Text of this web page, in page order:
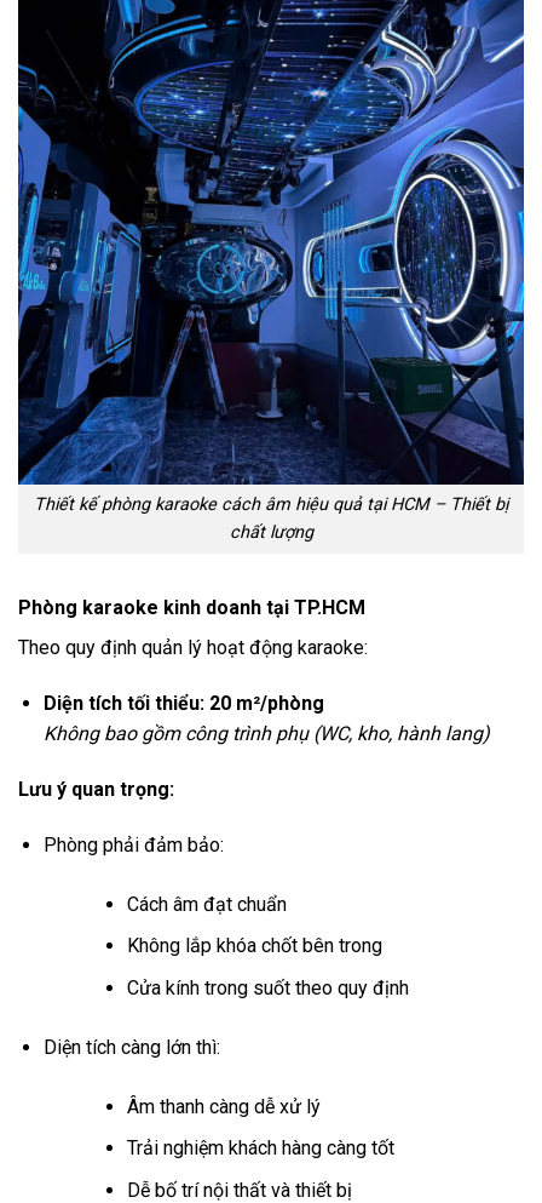
Thiết kế phòng karaoke cách âm hiệu quả tại HCM – Thiết bị
chất lượng
Phòng karaoke kinh doanh tại TP.HCM
Theo quy định quản lý hoạt động karaoke:
Diện tích tối thiểu: 20 m²/phòng
Không bao gồm công trình phụ (WC, kho, hành lang)
Lưu ý quan trọng:
Phòng phải đảm bảo:
Cách âm đạt chuẩn
Không lắp khóa chốt bên trong
Cửa kính trong suốt theo quy định
Diện tích càng lớn thì:
Âm thanh càng dễ xử lý
Trải nghiệm khách hàng càng tốt
Dễ bố trí nội thất và thiết bị